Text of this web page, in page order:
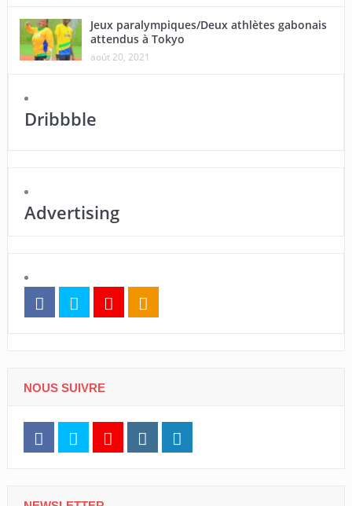
Jeux paralympiques/Deux athlètes gabonais
attendus à Tokyo
août 20, 2021
Dribbble
Advertising
NOUS SUIVRE